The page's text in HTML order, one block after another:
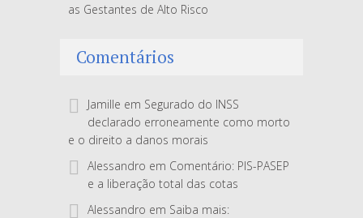
as Gestantes de Alto Risco
Comentários
Jamille em Segurado do INSS
declarado erroneamente como morto
e o direito a danos morais
Alessandro em Comentário: PIS-PASEP
e a liberação total das cotas
Alessandro em Saiba mais: